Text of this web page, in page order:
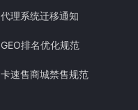
代理系统迁移通知
GEO排名优化规范
卡速售商城禁售规范